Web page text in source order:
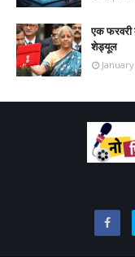
एक फरवरी
शेड्यूल